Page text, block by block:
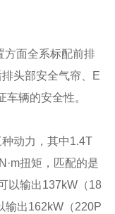
方面全系标配前排
头部安全气帘、E
辆的安全性。
动力，其中1.4T
扭矩，匹配的是
以输出137kW（18
输出162kW（220P